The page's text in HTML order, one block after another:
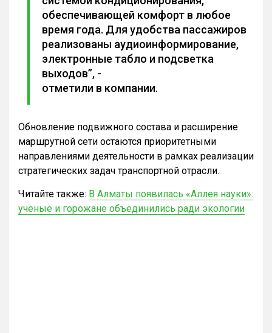
обеспечивающей комфорт в любое
время года. Для удобства пассажиров
реализованы аудиоинформирование,
электронные табло и подсветка
выходов”, -
отметили в компании.
Обновление подвижного состава и расширение
маршрутной сети остаются приоритетными
направлениями деятельности в рамках реализации
стратегических задач транспортной отрасли.
Читайте также: В Алматы появилась «Аллея науки»:
ученые и горожане объединились ради экологии